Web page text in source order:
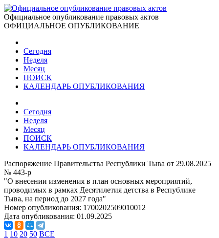
Официальное опубликование правовых актов
ОФИЦИАЛЬНОЕ ОПУБЛИКОВАНИЕ
Сегодня
Неделя
Месяц
ПОИСК
КАЛЕНДАРЬ ОПУБЛИКОВАНИЯ
Сегодня
Неделя
Месяц
ПОИСК
КАЛЕНДАРЬ ОПУБЛИКОВАНИЯ
Распоряжение Правительства Республики Тыва от 29.08.2025
№ 443-р
"О внесении изменения в план основных мероприятий,
проводимых в рамках Десятилетия детства в Республике
Тыва, на период до 2027 года"
Номер опубликования: 1700202509010012
Дата опубликования: 01.09.2025
1 10 20 50 ВСЕ